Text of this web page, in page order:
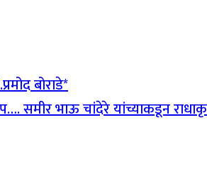
बोराडे*
समीर भाऊ चांदेरे यांच्याकडून